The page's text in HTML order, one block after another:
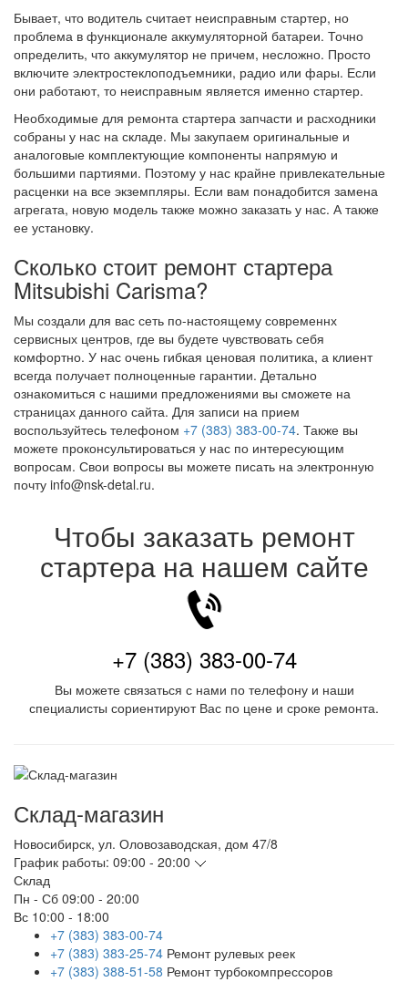
Бывает, что водитель считает неисправным стартер, но
проблема в функционале аккумуляторной батареи. Точно
определить, что аккумулятор не причем, несложно. Просто
включите электростеклоподъемники, радио или фары. Если
они работают, то неисправным является именно стартер.
Необходимые для ремонта стартера запчасти и расходники
собраны у нас на складе. Мы закупаем оригинальные и
аналоговые комплектующие компоненты напрямую и
большими партиями. Поэтому у нас крайне привлекательные
расценки на все экземпляры. Если вам понадобится замена
агрегата, новую модель также можно заказать у нас. А также
ее установку.
Сколько стоит ремонт стартера
Mitsubishi Carisma?
Мы создали для вас сеть по-настоящему современнх
сервисных центров, где вы будете чувствовать себя
комфортно. У нас очень гибкая ценовая политика, а клиент
всегда получает полноценные гарантии. Детально
ознакомиться с нашими предложениями вы сможете на
страницах данного сайта. Для записи на прием
воспользуйтесь телефоном +7 (383) 383-00-74. Также вы
можете проконсультироваться у нас по интересующим
вопросам. Свои вопросы вы можете писать на электронную
почту info@nsk-detal.ru.
Чтобы заказать ремонт
стартера на нашем сайте
+7 (383) 383-00-74
Вы можете связаться с нами по телефону и наши
специалисты сориентируют Вас по цене и сроке ремонта.
Склад-магазин
Новосибирск, ул. Оловозаводская, дом 47/8
График работы: 09:00 - 20:00
Склад
Пн - Сб 09:00 - 20:00
Вс 10:00 - 18:00
+7 (383) 383-00-74
+7 (383) 383-25-74 Ремонт рулевых реек
+7 (383) 388-51-58 Ремонт турбокомпрессоров